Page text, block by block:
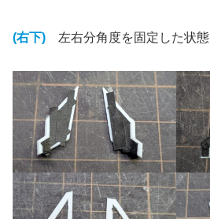
(右下) 左右分角度を固定した状態